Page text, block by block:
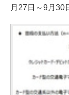
月27日～9月30